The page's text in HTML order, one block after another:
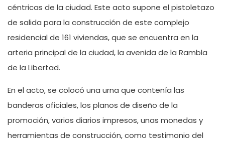
céntricas de la ciudad. Este acto supone el pistoletazo
de salida para la construcción de este complejo
residencial de 161 viviendas, que se encuentra en la
arteria principal de la ciudad, la avenida de la Rambla
de la Libertad.
En el acto, se colocó una urna que contenía las
banderas oficiales, los planos de diseño de la
promoción, varios diarios impresos, unas monedas y
herramientas de construcción, como testimonio del